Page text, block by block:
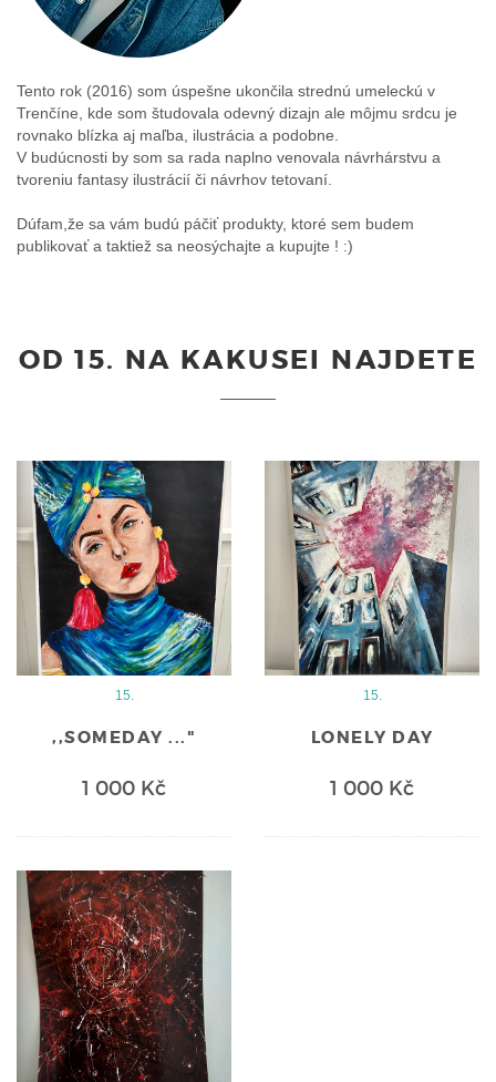
Tento rok (2016) som úspešne ukončila strednú umeleckú v
Trenčíne, kde som študovala odevný dizajn ale môjmu srdcu je
rovnako blízka aj maľba, ilustrácia a podobne.
V budúcnosti by som sa rada naplno venovala návrhárstvu a
tvoreniu fantasy ilustrácií či návrhov tetovaní.
Dúfam,že sa vám budú páčiť produkty, ktoré sem budem
publikovať a taktiež sa neosýchajte a kupujte ! :)
OD 15. NA KAKUSEI NAJDETE
15.
,,SOMEDAY ..."
1 000 Kč
15.
LONELY DAY
1 000 Kč